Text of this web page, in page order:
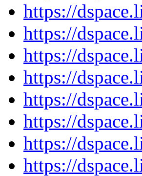
https://
https://
https://
https://
https://
https://
https://
https://